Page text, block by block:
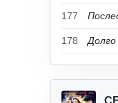
177
178 Долго